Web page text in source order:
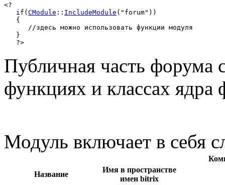
<?
   if(
CModule :: IncludeModule ("forum"))
   {
      //здесь можно использовать функции модуля
   }
   ?>
Публичная часть форума
функциях и классах ядра
Модуль включает в себя
Название
Имя в пространстве
имен bitrix